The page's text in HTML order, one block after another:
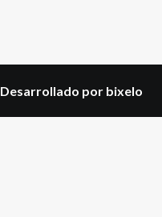
Desarrollado por bixelo